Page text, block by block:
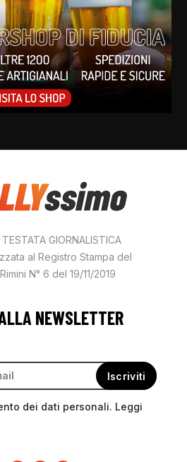
GIORNALISTICA
al Registro Stampa del
N° 6 del 19/11/2019
NEWSLETTER
dei dati personali. Leggi